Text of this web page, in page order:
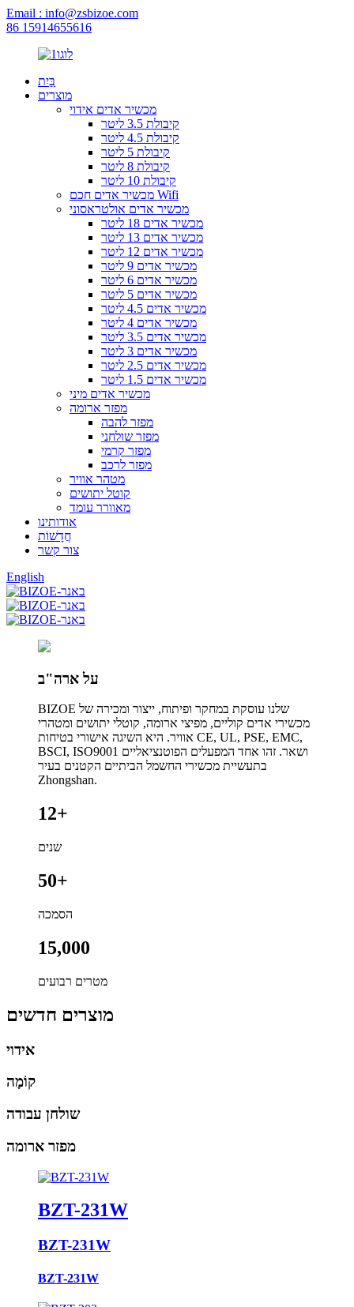
Email : info@zsbizoe.com
86 15914655616
בַּיִת
מוצרים
מכשיר אדים אידוי
קיבולת 3.5 ליטר
קיבולת 4.5 ליטר
קיבולת 5 ליטר
קיבולת 8 ליטר
קיבולת 10 ליטר
מכשיר אדים חכם Wifi
מכשיר אדים אולטראסוני
מכשיר אדים 18 ליטר
מכשיר אדים 13 ליטר
מכשיר אדים 12 ליטר
מכשיר אדים 9 ליטר
מכשיר אדים 6 ליטר
מכשיר אדים 5 ליטר
מכשיר אדים 4.5 ליטר
מכשיר אדים 4 ליטר
מכשיר אדים 3.5 ליטר
מכשיר אדים 3 ליטר
מכשיר אדים 2.5 ליטר
מכשיר אדים 1.5 ליטר
מכשיר אדים מיני
מפזר ארומה
מפזר להבה
מפזר שולחני
מפזר קרמי
מפזר לרכב
מטהר אוויר
קוטל יתושים
מאוורר עומד
אודותינו
חֲדָשׁוֹת
צור קשר
English
על ארה"ב
BIZOE שלנו עוסקת במחקר ופיתוח, ייצור ומכירה של
מכשירי אדים קוליים, מפיצי ארומה, קוטלי יתושים ומטהרי
אוויר. היא השיגה אישורי בטיחות CE, UL, PSE, EMC,
BSCI, ISO9001 ושאר. זהו אחד המפעלים הפוטנציאליים
בתעשיית מכשירי החשמל הביתיים הקטנים בעיר
Zhongshan.
12+
שנים
50+
הסמכה
15,000
מטרים רבועים
מוצרים חדשים
אידוי
קוֹמָה
שולחן עבודה
מפזר ארומה
BZT-231W
BZT-231W
BZT-231W